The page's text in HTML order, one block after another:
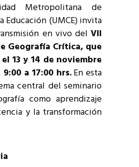
Metropolitana de
Educación (UMCE) invita
en vivo del VII
Geografía Crítica, que
13 y 14 de noviembre
9:00 a 17:00 hrs.En esta
central del seminario
como aprendizaje
y la transformación